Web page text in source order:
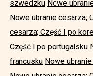
szwedzku Nowe
Nowe ubranie cesarza;
cesarza; Część I po
Część I po portugalsku
francusku Nowe